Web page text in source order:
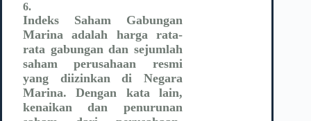
6.
Indeks Saham Gabungan
Marina adalah harga rata-
rata gabungan dan sejumlah
saham perusahaan resmi
yang diizinkan di Negara
Marina. Dengan kata lain,
kenaikan dan penurunan